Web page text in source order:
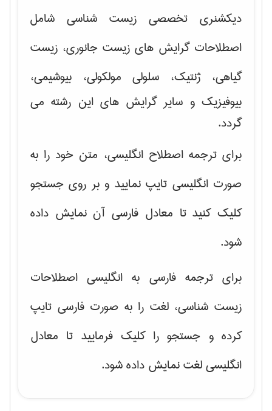
دیکشنری تخصصی زیست شناسی شامل
اصطلاحات گرایش های زیست جانوری، زیست
گیاهی، ژنتیک، سلولی مولکولی، بیوشیمی،
بیوفیزیک و سایر گرایش های این رشته می
گردد.
برای ترجمه اصطلاح انگلیسی، متن خود را به
صورت انگلیسی تایپ نمایید و بر روی جستجو
کلیک کنید تا معادل فارسی آن نمایش داده
شود.
برای ترجمه فارسی به انگلیسی اصطلاحات
زیست شناسی، لغت را به صورت فارسی تایپ
کرده و جستجو را کلیک فرمایید تا معادل
انگلیسی لغت نمایش داده شود.